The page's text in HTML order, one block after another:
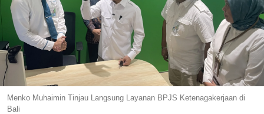
Menko Muhaimin Tinjau Langsung Layanan BPJS Ketenagakerjaan di
Bali